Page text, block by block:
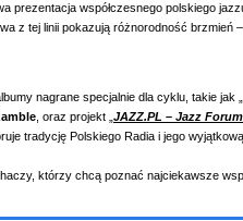
prezentacja współczesnego polskiego
z tej linii pokazują różnorodność brzmień
nagrane specjalnie dla cyklu, takie jak „
, oraz projekt „JAZZ.PL – Jazz
tradycję Polskiego Radia i jego
którzy chcą poznać najciekawsze